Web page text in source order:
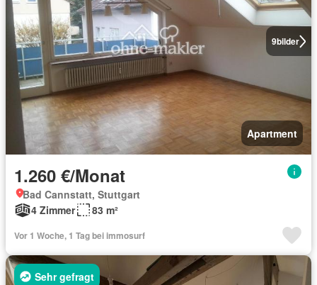
9bilder
Apartment
1.260 €/Monat
Bad Cannstatt, Stuttgart
4 Zimmer
83 m²
Vor 1 Woche, 1 Tag bei immosurf
Sehr gefragt